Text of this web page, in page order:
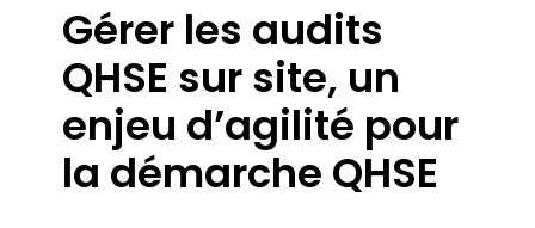
Gérer les audits
QHSE sur site, un
enjeu d’agilité pour
la démarche QHSE